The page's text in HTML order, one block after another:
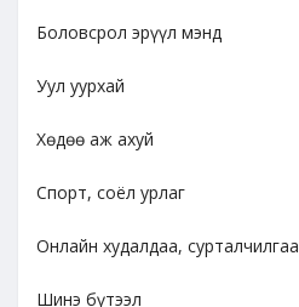
Боловсрол эрүүл мэнд
Уул уурхай
Хөдөө аж ахуй
Спорт, соёл урлаг
Онлайн худалдаа, сурталчилгаа
Шинэ бүтээл